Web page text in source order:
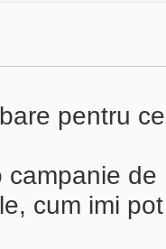
pentru
campanie
cum imi